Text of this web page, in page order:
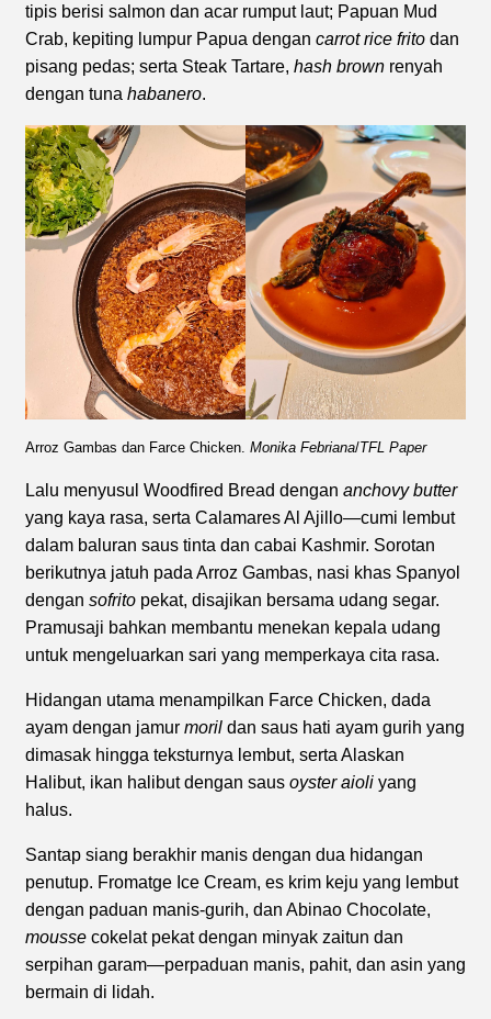
tipis berisi salmon dan acar rumput laut; Papuan Mud
Crab, kepiting lumpur Papua dengan carrot rice frito dan
pisang pedas; serta Steak Tartare, hash brown renyah
dengan tuna habanero.
Arroz Gambas dan Farce Chicken. Monika Febriana/TFL Paper
Lalu menyusul Woodfired Bread dengan anchovy butter
yang kaya rasa, serta Calamares Al Ajillo—cumi lembut
dalam baluran saus tinta dan cabai Kashmir. Sorotan
berikutnya jatuh pada Arroz Gambas, nasi khas Spanyol
dengan sofrito pekat, disajikan bersama udang segar.
Pramusaji bahkan membantu menekan kepala udang
untuk mengeluarkan sari yang memperkaya cita rasa.
Hidangan utama menampilkan Farce Chicken, dada
ayam dengan jamur moril dan saus hati ayam gurih yang
dimasak hingga teksturnya lembut, serta Alaskan
Halibut, ikan halibut dengan saus oyster aioli yang
halus.
Santap siang berakhir manis dengan dua hidangan
penutup. Fromatge Ice Cream, es krim keju yang lembut
dengan paduan manis-gurih, dan Abinao Chocolate,
mousse cokelat pekat dengan minyak zaitun dan
serpihan garam—perpaduan manis, pahit, dan asin yang
bermain di lidah.